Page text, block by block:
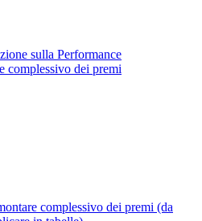
sulla Performance
complessivo dei premi
complessivo dei premi (da